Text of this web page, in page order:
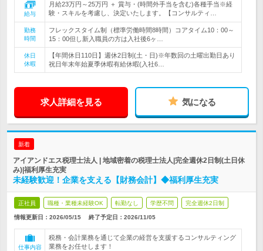
給与
月給23万円～25万円 ＋ 賞与・(時間外手当を含む)各種手当※経
験・スキルを考慮し、決定いたします。【コンサルティ…
勤務
時間
フレックスタイム制（標準労働時間8時間）コアタイム10：00～
15：00但し新入職員の方は入社後6ヶ…
休日
休暇
【年間休日110日】週休2日制(土・日)※年数回の土曜出勤日あり
祝日年末年始夏季休暇有給休暇(入社6…
求人詳細を見る 気になる
新着
アイアンドエス税理士法人 | 地域密着の税理士法人|完全週休2日制(土日休
み)|福利厚生充実
未経験歓迎！企業を支える【財務会計】◆福利厚生充実
正社員 職種・業種未経験OK 転勤なし 学歴不問 完全週休2日制
情報更新日：2026/05/15 終了予定日： 2026/11/05
仕事内容
税務・会計業務を通じて企業の経営を支援するコンサルティング
業務をお任せします！